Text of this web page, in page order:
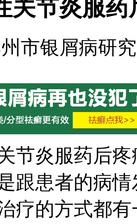
关节炎服药
市银屑病研
节炎服药后
跟患者的病
疗的方式都